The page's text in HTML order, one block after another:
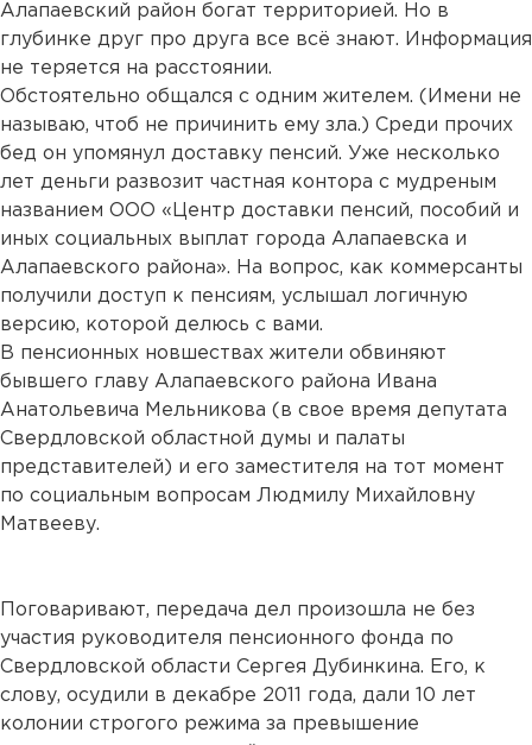
Алапаевский район богат территорией. Но в
глубинке друг про друга все всё знают. Информация
не теряется на расстоянии.
Обстоятельно общался с одним жителем. (Имени не
называю, чтоб не причинить ему зла.) Среди прочих
бед он упомянул доставку пенсий. Уже несколько
лет деньги развозит частная контора с мудреным
названием ООО «Центр доставки пенсий, пособий и
иных социальных выплат города Алапаевска и
Алапаевского района». На вопрос, как коммерсанты
получили доступ к пенсиям, услышал логичную
версию, которой делюсь с вами.
В пенсионных новшествах жители обвиняют
бывшего главу Алапаевского района Ивана
Анатольевича Мельникова (в свое время депутата
Свердловской областной думы и палаты
представителей) и его заместителя на тот момент
по социальным вопросам Людмилу Михайловну
Матвееву.
Поговаривают, передача дел произошла не без
участия руководителя пенсионного фонда по
Свердловской области Сергея Дубинкина. Его, к
слову, осудили в декабре 2011 года, дали 10 лет
колонии строгого режима за превышение